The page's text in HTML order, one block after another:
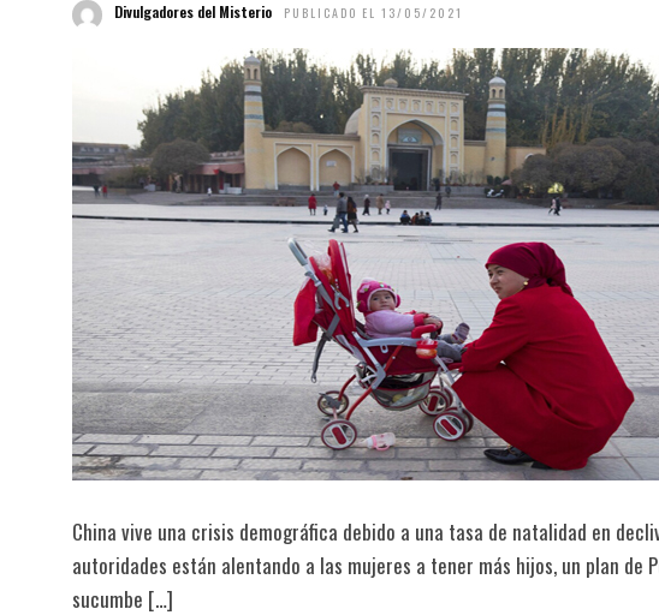
Divulgadores del Misterio PUBLICADO EL 13/05/2021
China vive una crisis demográfica debido a una tasa de natalidad en
autoridades están alentando a las mujeres a tener más hijos, un plan de
sucumbe […]